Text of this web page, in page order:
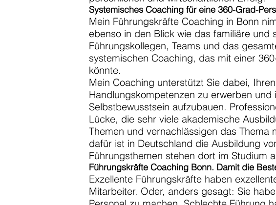
Systemisches Coaching für eine 360-Grad-
Mein Führungskräfte Coaching in Bonn
ebenso in den Blick wie das familiäre und
Führungskollegen, Teams und das
systemischen Coaching, das mit einer
könnte.
Mein Coaching unterstützt Sie dabei,
Handlungskompetenzen zu erwerben
Selbstbewusstsein aufzubauen.
Lücke, die sehr viele akademische
Themen und vernachlässigen das
dafür ist in Deutschland die Ausbildung
Führungsthemen stehen dort im Studium
Führungskräfte Coaching Bonn. Damit die
Exzellente Führungskräfte haben
Mitarbeiter. Oder, anders gesagt: Sie